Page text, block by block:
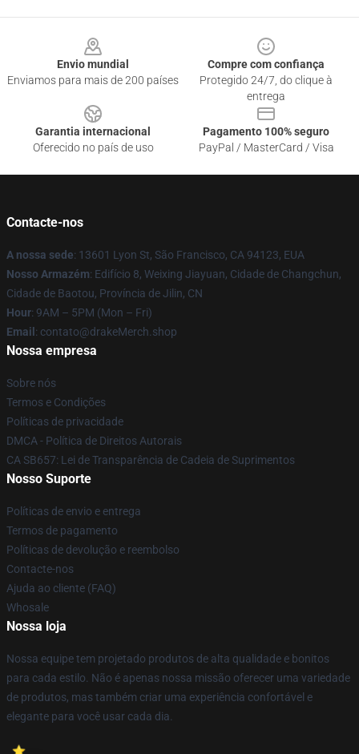
Envio mundial
Enviamos para mais de 200 países
Compre com confiança
Protegido 24/7, do clique à
entrega
Garantia internacional
Oferecido no país de uso
Pagamento 100% seguro
PayPal / MasterCard / Visa
Contacte-nos
A nossa sede: 13601 Lyon St, São Francisco, CA 94123, EUA
Nosso Armazém: Edifício 8, Weixing Jiayuan, Cidade de Changchun,
Cidade de Baotou, Província de Jilin, CN
Hour: 9AM – 5PM (Mon – Fri)
Email : contato@drakeMerch.shop
Nossa empresa
Sobre nós
Termos e Condições
Políticas de privacidade
DMCA - Política de Direitos Autorais
CA SB657: Lei de Transparência de Cadeia de Suprimentos
Nosso Suporte
Políticas de envio e entrega
Termos de pagamento
Políticas de devolução e reembolso
Contacte-nos
Ajuda ao cliente (FAQ)
Whosale
Nossa loja
Nossa equipe tem projetado produtos de alta qualidade e bonitos
para cada estilo. Não é apenas nossa missão oferecer uma variedade
de produtos, mas também criar uma experiência confortável e
elegante para você usar cada dia.